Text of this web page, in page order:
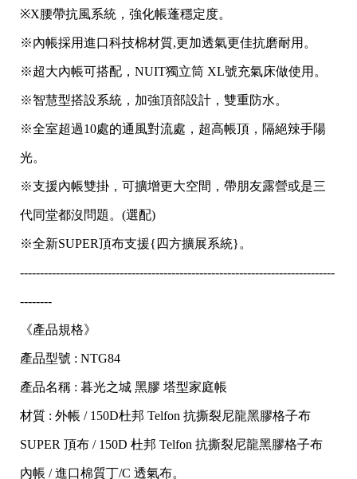
※X腰帶抗風系統，強化帳蓬穩定度。
※內帳採用進口科技棉材質,更加透氣更佳抗磨耐用。
※超大內帳可搭配，NUIT獨立筒 XL號充氣床做使用。
※智慧型搭設系統，加強頂部設計，雙重防水。
※全室超過10處的通風對流處，超高帳頂，隔絕辣手陽
光。
※支援內帳雙掛，可擴增更大空間，帶朋友露營或是三
代同堂都沒問題。(選配)
※全新SUPER頂布支援{四方擴展系統}。
-------------------------------------------------------------------------------
--------
《產品規格》
產品型號 : NTG84
產品名稱 : 暮光之城 黑膠 塔型家庭帳
材質 : 外帳 / 150D杜邦 Telfon 抗撕裂尼龍黑膠格子布
SUPER 頂布 / 150D 杜邦 Telfon 抗撕裂尼龍黑膠格子布
內帳 / 進口棉質丁/C 透氣布。